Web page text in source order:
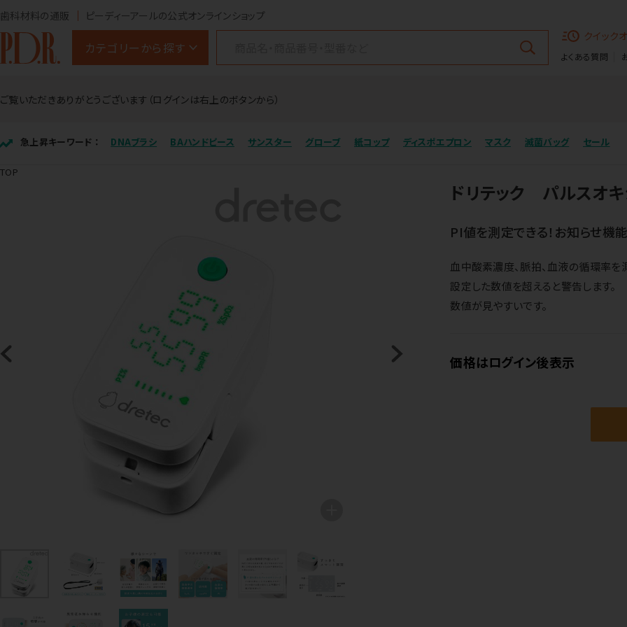
歯科材料の通販 ピーディーアールの公式オンラインショップ
カテゴリーから探す
クイック
よくある質問
ご覧いただきありがとうございます（ログインは右上のボタンから）
急上昇キーワード ： DNAブラシ BAハンドピース サンスター グローブ 紙コップ ディスポエプロン マスク 滅菌バッグ セール
TOP
ドリテック パルスオ
PI値を測定できる！お知らせ機
血中酸素濃度、脈拍、血液の循環率を
設定した数値を超えると警告します。
数値が見やすいです。
価格はログイン後表示